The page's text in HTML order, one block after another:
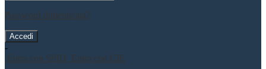
Password dimenticata?
-
Entra con SPID
Entra con CIE